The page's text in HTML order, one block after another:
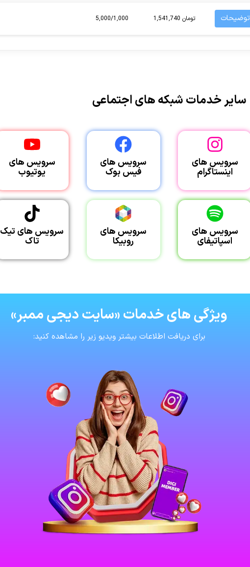
توضیحات تومان 1,541,740 5,000/1,000
سایر خدمات شبکه های اجتماعی
سرویس های
اینستاگرام
سرویس های
فیس بوک
سرویس های
یوتیوب
سرویس های
اسپاتیفای
سرویس های
روبیکا
سرویس های تیک
تاک
ویژگی های خدمات «سایت دیجی ممبر»
برای دریافت اطلاعات بیشتر ویدیو زیر را مشاهده کنید: